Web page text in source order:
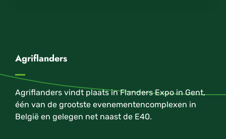
Agriflanders
Agriflanders vindt plaats in Flanders Expo in Gent,
één van de grootste evenementencomplexen in
België en gelegen net naast de E40.